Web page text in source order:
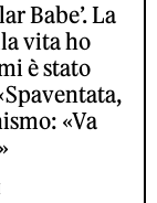
Babe’. La
vita ho
è stato
«Va